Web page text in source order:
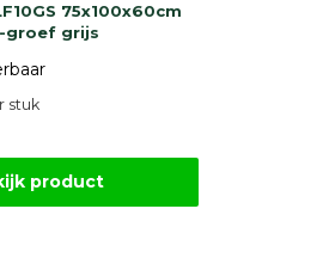
75x100x60cm
groef grijs
stuk
product